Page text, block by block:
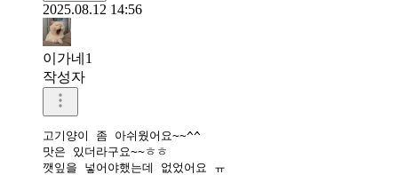
2025.08.12 14:56
이가네1
작성자
고기양이 좀 아쉬웠어요~~^^
맛은 있더라구요~~ㅎㅎ
깻잎을 넣어야했는데 없었어요 ㅠ